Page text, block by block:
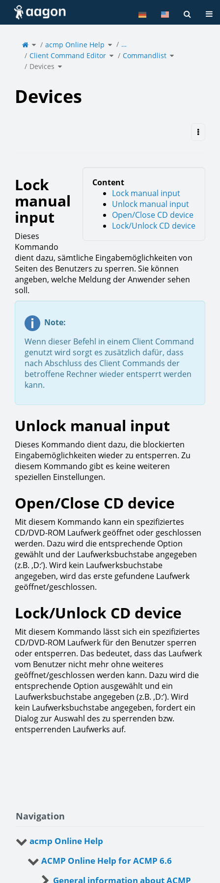
Home
Toggle
the
parent
tree
of
Devices.
acmp Online Help Toggle
the
hierarchy
tree
under
acmp
Online
Help.
…
Client Command Editor Toggle
the
hierarchy
tree
Commandlist Toggle
the
hierarchy
tree
Devices Toggle
the
hierarchy
tree
Devices
Content
Lock manual input
Unlock manual input
Open/Close CD device
Lock/Unlock CD device
Lock
manual
input
Dieses
Kommando
dient dazu, sämtliche Eingabemöglichkeiten von
Seiten des Benutzers zu sperren. Sie können
angeben, welche Meldung der Anwender sehen
soll.
Note:
Wenn dieser Befehl in einem Client Command
genutzt wird sorgt es zusätzlich dafür, dass
nach Abschluss des Client Commands der
betroffene Rechner wieder entsperrt werden
kann.
Unlock manual input
Dieses Kommando dient dazu, die blockierten
Eingabemöglichkeiten wieder zu entsperren. Zu
diesem Kommando gibt es keine weiteren
speziellen Einstellungen.
Open/Close CD device
Mit diesem Kommando kann ein spezifiziertes
CD/DVD-ROM Laufwerk geöffnet oder geschlossen
werden. Dazu wird die entsprechende Option
gewählt und der Laufwerksbuchstabe angegeben
(z.B. ‚D:’). Wird kein Laufwerksbuchstabe
angegeben, wird das erste gefundene Laufwerk
geöffnet/geschlossen.
Lock/Unlock CD device
Mit diesem Kommando lässt sich ein spezifiziertes
CD/DVD-ROM Laufwerk für den Benutzer sperren
oder entsperren. Das bedeutet, dass das Laufwerk
vom Benutzer nicht mehr ohne weiteres
geöffnet/geschlossen werden kann. Dazu wird die
entsprechende Option ausgewählt und ein
Laufwerksbuchstabe angegeben (z.B. ‚D:’). Wird
kein Laufwerksbuchstabe angegeben, fordert ein
Dialog zur Auswahl des zu sperrenden bzw.
entsperrenden Laufwerks auf.
Navigation
acmp Online Help
ACMP Online Help for ACMP 6.6
General information about ACMP